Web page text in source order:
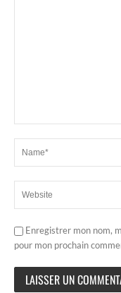
Enregistrer mon nom,
pour mon prochain